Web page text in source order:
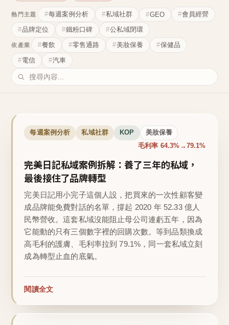
熱門主題 每週案例分析 私域社群 GEO
會員經營
品牌定位
鐵粉口碑 公私域閉環
依產業 餐飲 零售通路 美妝保養
保健品
電信
汽車
每週案例分析 私域社群 KOP 美妝保養
毛利率 64.3%→79.1%
完美日記私域案例拆解：養了三年的私域，
最後接住了品牌轉型
完美日記用小完子這個人設，把買來的一次性顧客變
成品牌能免費對話的名單，撐起 2020 年 52.33 億人
民幣營收。這套私域沒能阻止母公司連虧五年，因為
它能動的只有三個數字裡的回購次數。等到品類換成
高毛利的護膚、毛利率拉到 79.1%，同一套私域立刻
成為轉型止血的底氣。
閱讀全文